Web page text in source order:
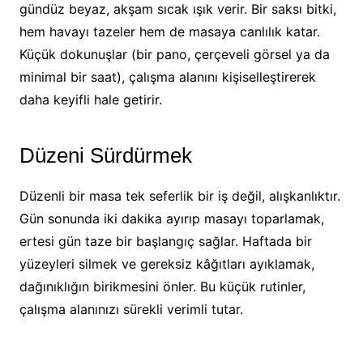
gündüz beyaz, akşam sıcak ışık verir. Bir saksı bitki,
hem havayı tazeler hem de masaya canlılık katar.
Küçük dokunuşlar (bir pano, çerçeveli görsel ya da
minimal bir saat), çalışma alanını kişiselleştirerek
daha keyifli hale getirir.
Düzeni Sürdürmek
Düzenli bir masa tek seferlik bir iş değil, alışkanlıktır.
Gün sonunda iki dakika ayırıp masayı toparlamak,
ertesi gün taze bir başlangıç sağlar. Haftada bir
yüzeyleri silmek ve gereksiz kâğıtları ayıklamak,
dağınıklığın birikmesini önler. Bu küçük rutinler,
çalışma alanınızı sürekli verimli tutar.